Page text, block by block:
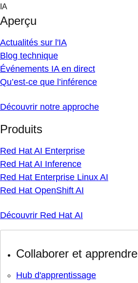
Skip
content
IA
Aperçu
Actualités sur l'IA
Blog technique
Événements IA en direct
Qu’est-ce que l’inférence
Découvrir notre approche
Produits
Red Hat AI Enterprise
Red Hat AI Inference
Red Hat Enterprise Linux AI
Red Hat OpenShift AI
Découvrir Red Hat AI
Collaborer et apprendre
Hub d'apprentissage